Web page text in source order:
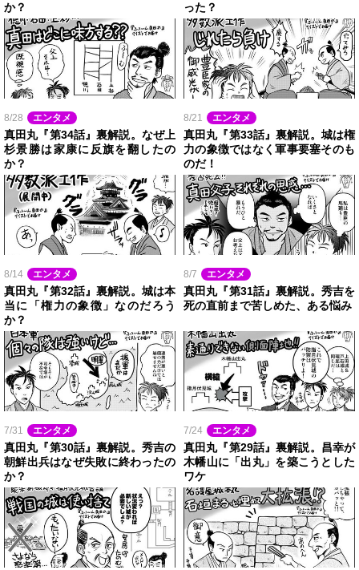
か？
った？
8/28 エンタメ
真田丸『第34話』裏解説。なぜ上
杉景勝は家康に反旗を翻したの
か？
8/21 エンタメ
真田丸『第33話』裏解説。城は権
力の象徴ではなく軍事要塞そのも
のだ！
8/14 エンタメ
真田丸『第32話』裏解説。城は本
当に「権力の象徴」なのだろう
か？
8/7 エンタメ
真田丸『第31話』裏解説。秀吉を
死の直前まで苦しめた、ある悩み
7/31 エンタメ
真田丸『第30話』裏解説。秀吉の
朝鮮出兵はなぜ失敗に終わったの
か？
7/24 エンタメ
真田丸『第29話』裏解説。昌幸が
木幡山に「出丸」を築こうとした
ワケ